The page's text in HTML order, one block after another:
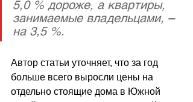
5,0 % дороже, а квартиры,
занимаемые владельцами, –
на 3,5 %.
Автор статьи уточняет, что за год
больше всего выросли цены на
отдельно стоящие дома в Южной